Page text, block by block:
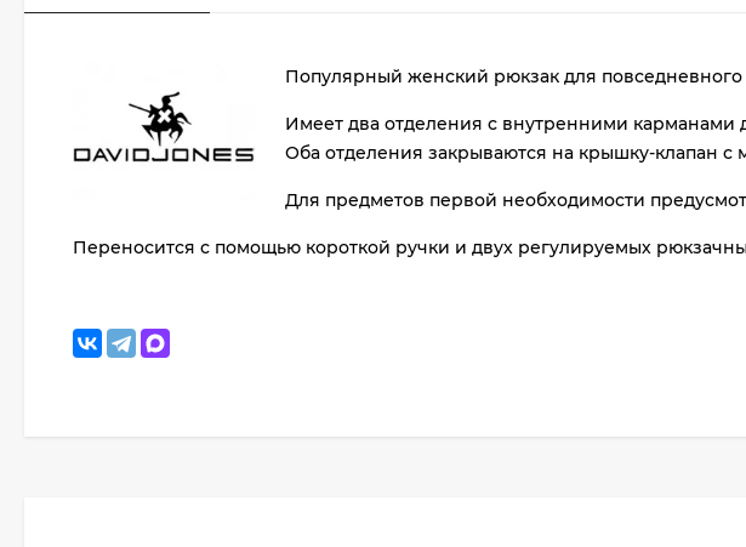
Популярный женский рюкзак для
Имеет два отделения с внутренними карманами
Оба отделения закрываются на крышку-клапан с
Для предметов первой необходимости
Переносится с помощью короткой ручки и двух регулируемых